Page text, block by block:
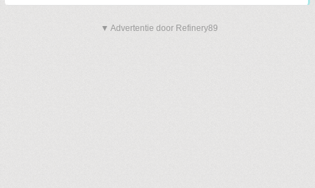
▼ Advertentie door Refinery89